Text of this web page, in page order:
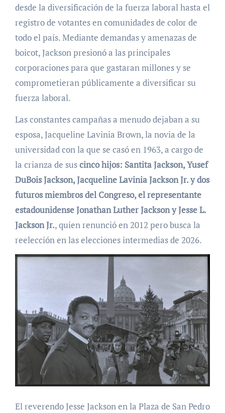
desde la diversificación de la fuerza laboral hasta el
registro de votantes en comunidades de color de
todo el país. Mediante demandas y amenazas de
boicot, Jackson presionó a las principales
corporaciones para que gastaran millones y se
comprometieran públicamente a diversificar su
fuerza laboral.
Las constantes campañas a menudo dejaban a su
esposa, Jacqueline Lavinia Brown, la novia de la
universidad con la que se casó en 1963, a cargo de
la crianza de suscinco hijos: Santita Jackson, Yusef
DuBois Jackson, Jacqueline Lavinia Jackson Jr. y dos
futuros miembros del Congreso, el representante
estadounidense Jonathan Luther Jackson y Jesse L.
Jackson Jr., quien renunció en 2012 pero busca la
reelección en las elecciones intermedias de 2026.
El reverendo Jesse Jackson en la Plaza de San Pedro